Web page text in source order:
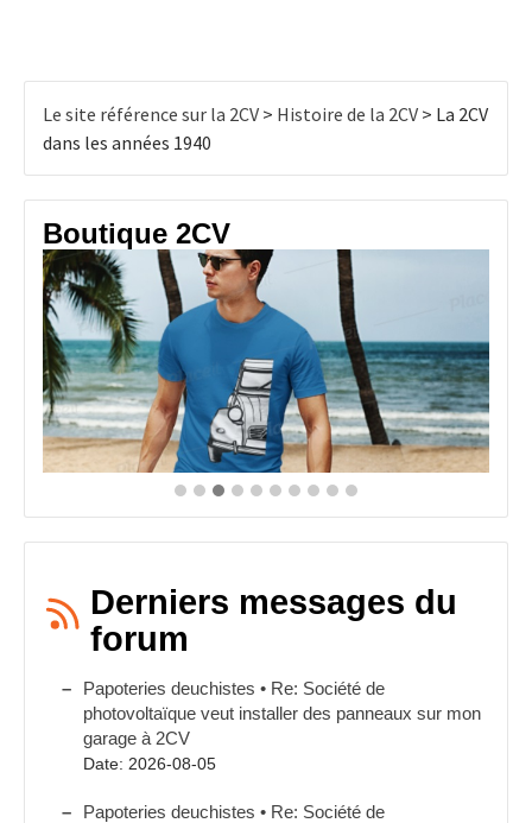
Le site référence sur la 2CV > Histoire de la 2CV > La 2CV
dans les années 1940
Boutique 2CV
Derniers messages du
forum
Papoteries deuchistes • Re: Société de
photovoltaïque veut installer des panneaux sur mon
garage à 2CV
Date: 2026-08-05
Papoteries deuchistes • Re: Société de